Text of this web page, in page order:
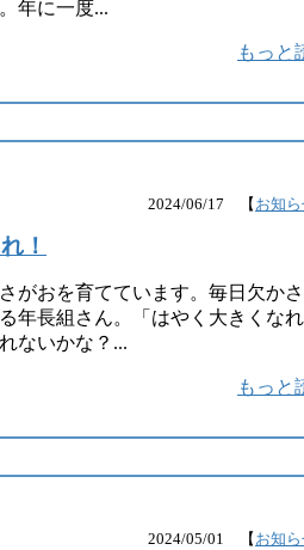
年に一度...
もっと
2024/06/17 【 お知
！
がおを育てています。毎日欠か
年長組さん。「はやく大きくなれ
ないかな？...
もっと
2024/05/01 【 お知